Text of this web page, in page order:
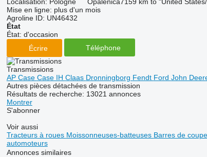
Mise en ligne: plus d'un mois
Agroline ID: UN46432
État
État: d'occasion
Écrire
Téléphone
Transmissions
AP Case Case IH Claas Dronningborg Fendt Ford John
Autres pièces détachées de transmission
Résultats de recherche: 13021 annonces
Montrer
S'abonner
Voir aussi
Tracteurs à roues Moissonneuses-batteuses Barres de
automoteurs
Annonces similaires